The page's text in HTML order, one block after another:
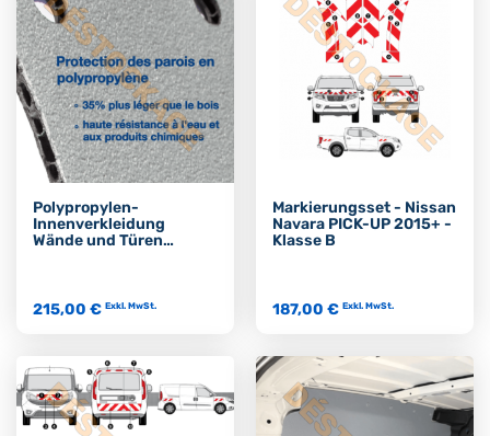
Polypropylen-
Innenverkleidung
Wände und Türen
215,00 € Exkl. MwSt.
Markierungsset - Nissan
Navara PICK-UP 2015+ -
Klasse B
187,00 € Exkl. MwSt.